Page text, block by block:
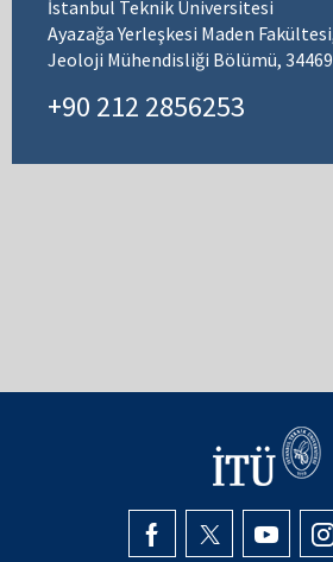
İstanbul Teknik Üniversitesi
Ayazağa Yerleşkesi Maden
Jeoloji Mühendisliği Bölümü,
+90 212 2856253